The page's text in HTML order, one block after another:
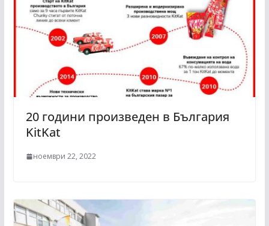
20 години произведен в България
KitKat
ноември 22, 2022